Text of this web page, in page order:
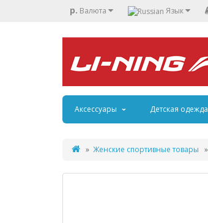
р. Валюта Язык
Аксессуары Детская одежда
Женские спортивные товары